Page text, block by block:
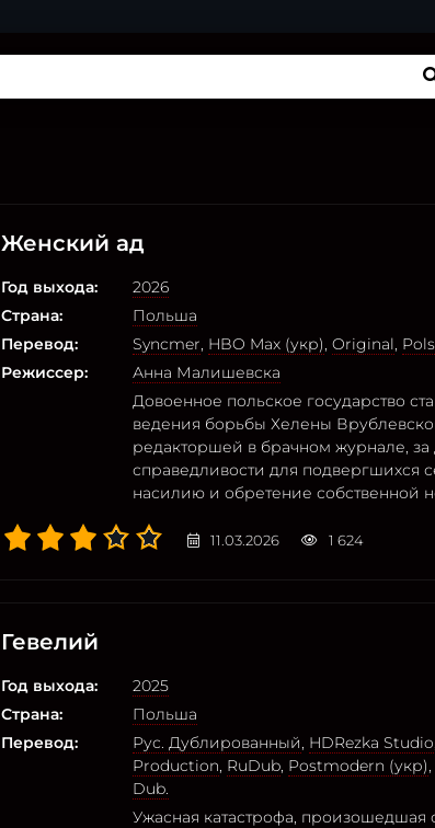
Женский ад
Год выхода:
2026
Страна:
Польша
Перевод:
Syncmer, HBO Max (укр), Original,
Режиссер:
Анна Малишевска
Довоенное польское государство
ведения борьбы Хелены
редакторшей в брачном журнале, за
справедливости для подвергшихся
насилию и обретение собственной
11.03.2026 1 624
Гевелий
Год выхода:
2025
Страна:
Польша
Перевод:
Рус. Дублированный, HDRezka Studio
Production, RuDub, Postmodern (укр),
Dub.
Ужасная катастрофа, произошедшая